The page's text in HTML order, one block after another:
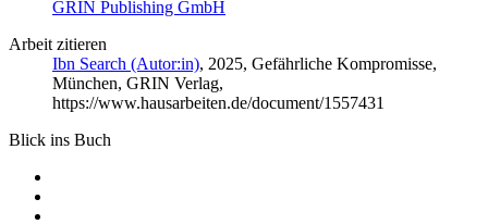
GRIN Publishing GmbH
Arbeit zitieren
Ibn Search (Autor:in), 2025, Gefährliche Kompromisse,
München, GRIN Verlag,
https://www.hausarbeiten.de/document/1557431
Blick ins Buch